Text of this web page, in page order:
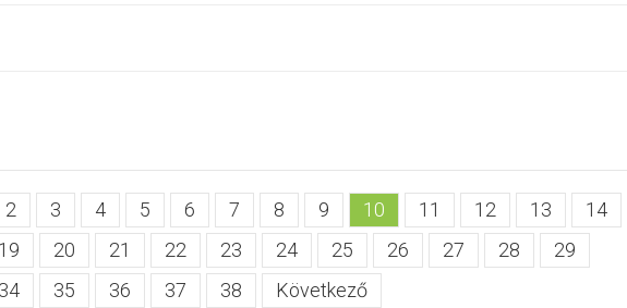
2 3 4 5 6 7 8 9 10 11 12 13
14
19 20 21 22 23 24 25 26 27 28
29
34 35 36 37 38 Következő